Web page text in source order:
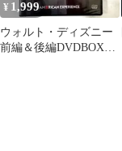
¥ 1,999
ウォルト・ディズニー
前編＆後編DVDBOX